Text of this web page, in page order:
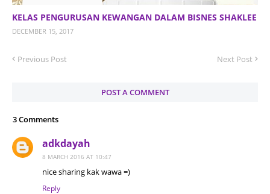
KELAS PENGURUSAN KEWANGAN DALAM BISNES SHAKLEE
DECEMBER 15, 2017
Previous Post Next Post
POST A COMMENT
3 Comments
adkdayah
8 MARCH 2016 AT 10:47
nice sharing kak wawa =)
Reply